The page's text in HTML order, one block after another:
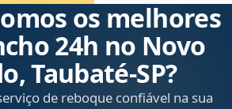
os melhores
24h no Novo
Taubaté‑SP?
de reboque confiável na sua